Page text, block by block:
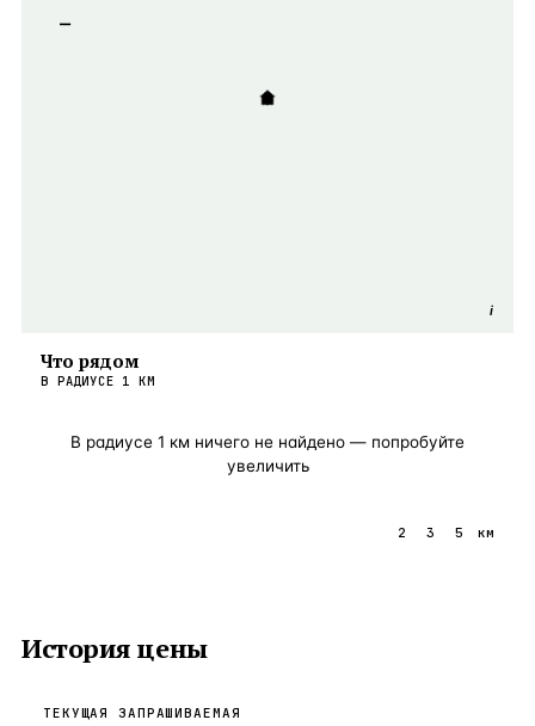
i
−
Что рядом
В РАДИУСЕ 1 КМ
В радиусе 1 км ничего не найдено — попробуйте
увеличить
2 3 5 км
История цены
ТЕКУЩАЯ ЗАПРАШИВАЕМАЯ